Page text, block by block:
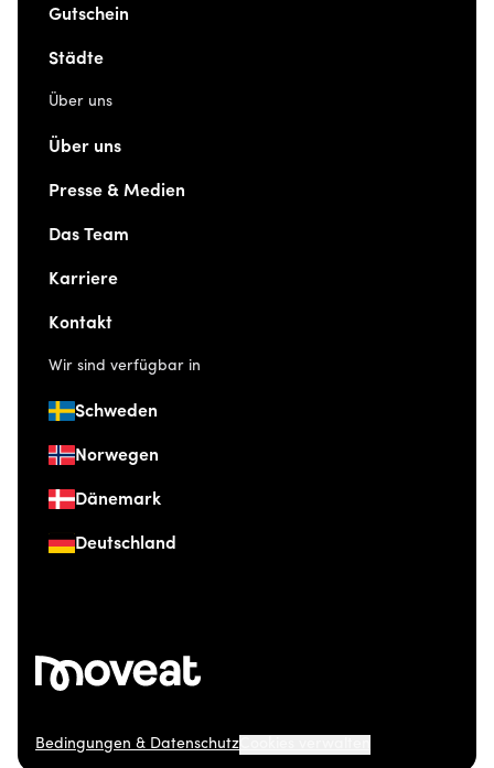
Gutschein
Städte
Über uns
Über uns
Presse & Medien
Das Team
Karriere
Kontakt
Wir sind verfügbar in
Schweden
Norwegen
Dänemark
Deutschland
Bedingungen & Datenschutz
© 2026 Moveat. Düsseldorfer Straße 41, 40667